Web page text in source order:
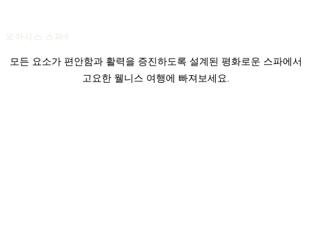
모든 요소가 편안함과 활력을 증진하도록 설계된 평화로운 스파에서
고요한 웰니스 여행에 빠져보세요.